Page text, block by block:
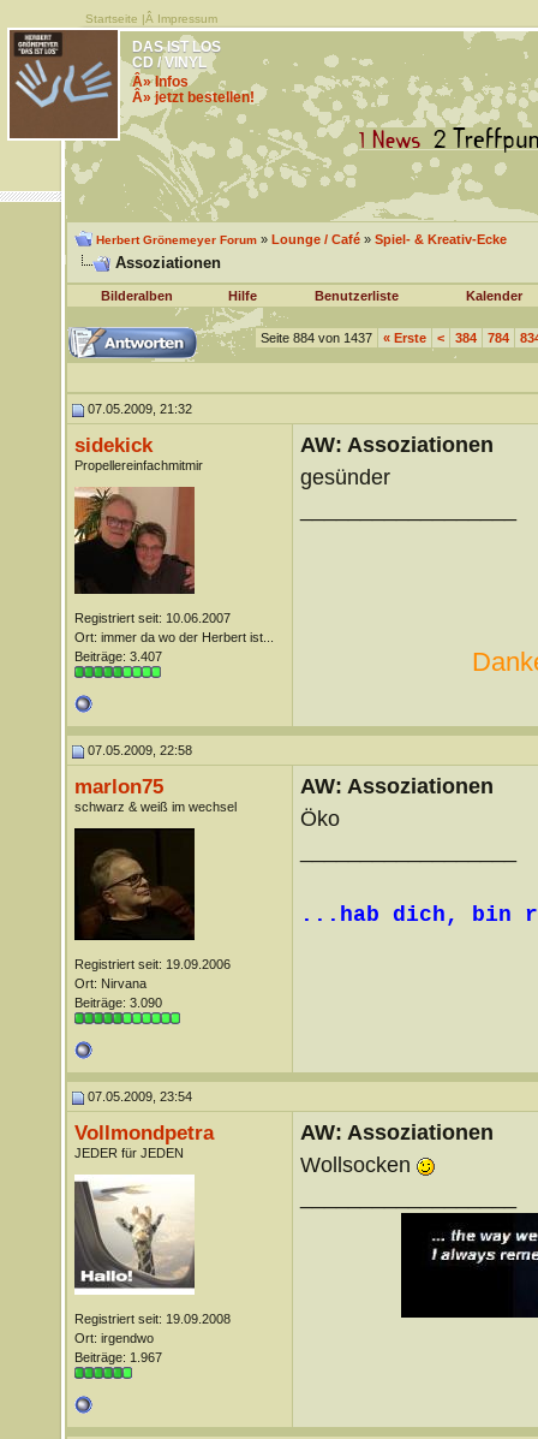
Startseite |Â Impressum
DAS IST LOS
CD / VINYL
Â» Infos
Â» jetzt bestellen!
Herbert Grönemeyer Forum» Lounge / Café» Spiel- & Kreativ-Ecke
Assoziationen
Bilderalben Hilfe Benutzerliste Kalender
Seite 884 von 1437 «Erste < 384 784
07.05.2009, 21:32
sidekick
Propellereinfachmitmir
Registriert seit: 10.06.2007
Ort: immer da wo der Herbert ist...
Beiträge: 3.407
AW: Assoziationen
gesünder
07.05.2009, 22:58
marlon75
schwarz & weiß im wechsel
Registriert seit: 19.09.2006
Ort: Nirvana
Beiträge: 3.090
AW: Assoziationen
Öko
...hab dich, bin
07.05.2009, 23:54
Vollmondpetra
JEDER für JEDEN
Registriert seit: 19.09.2008
Ort: irgendwo
Beiträge: 1.967
AW: Assoziationen
Wollsocken